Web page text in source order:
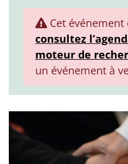
Cet événement
consultez
moteur de
un événement à